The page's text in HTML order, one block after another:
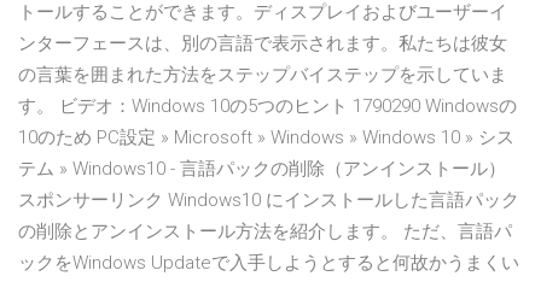
トールすることができます。ディスプレイおよびユーザーイ
ンターフェースは、別の言語で表示されます。私たちは彼女
の言葉を囲まれた方法をステップバイステップを示していま
す。 ビデオ：Windows 10の5つのヒント 1790290 Windowsの
10のため PC設定 » Microsoft » Windows » Windows 10 » シス
テム » Windows10 - 言語パックの削除（アンインストール）
スポンサーリンク Windows10 にインストールした言語パック
の削除とアンインストール方法を紹介します。 ただ、言語パ
ックをWindows Updateで入手しようとすると何故かうまくい